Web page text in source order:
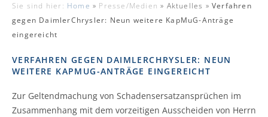
REFERENZEN
Sie sind hier: Home » Presse/Medien » Aktuelles »Verfahren
gegen DaimlerChrysler: Neun weitere KapMuG-Anträge
eingereicht
VERFAHREN GEGEN DAIMLERCHRYSLER: NEUN
WEITERE KAPMUG-ANTRÄGE EINGEREICHT
Zur Geltendmachung von Schadensersatzansprüchen im
Zusammenhang mit dem vorzeitigen Ausscheiden von Herrn